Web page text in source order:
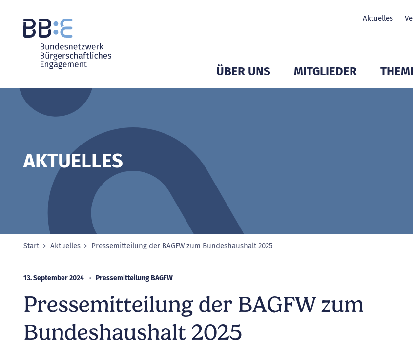
Aktuelles
ÜBER UNS MITGLIEDER
AKTUELLES
Sie sind hier:
Start Aktuelles Pressemitteilung der BAGFW zum Bundeshaushalt 2025
13. September 2024 Pressemitteilung BAGFW
Pressemitteilung der BAGFW zum
Bundeshaushalt 2025